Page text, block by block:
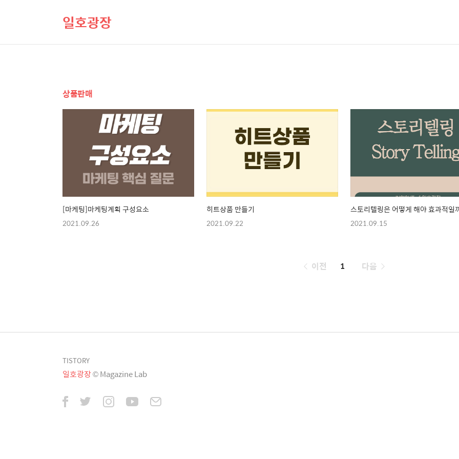
일호광장
상품판매
[마케팅]마케팅계획 구성요소
2021.09.26
히트상품 만들기
2021.09.22
스토리텔링은 어떻게 해야 효과적일
2021.09.15
페
이전 1 다음
TISTORY
일호광장© Magazine Lab